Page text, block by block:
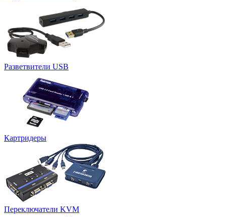
Разветвители USB
Картридеры
Переключатели KVM